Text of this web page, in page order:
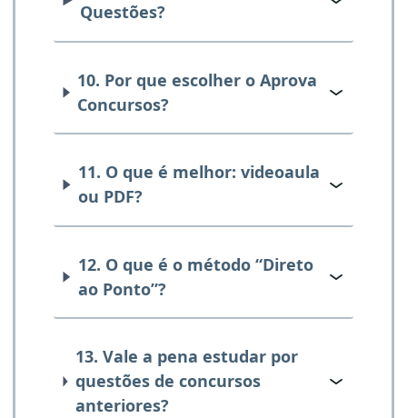
Questões?
10. Por que escolher o Aprova
Concursos?
11. O que é melhor: videoaula
ou PDF?
12. O que é o método “Direto
ao Ponto”?
13. Vale a pena estudar por
questões de concursos
anteriores?